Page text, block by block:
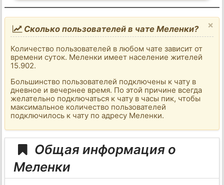
×
Сколько пользователей в чате Меленки?
Количество пользователей в любом чате зависит от
времени суток. Меленки имеет население жителей
15.902.
Большинство пользователей подключены к чату в
дневное и вечернее время. По этой причине всегда
желательно подключаться к чату в часы пик, чтобы
максимальное количество пользователей
подключилось к чату по адресу Меленки.
Общая информация о
Меленки